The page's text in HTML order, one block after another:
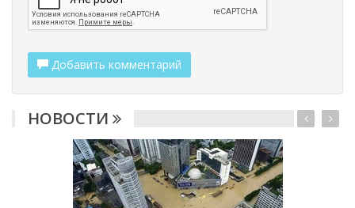
Добавить комментарий
НОВОСТИ